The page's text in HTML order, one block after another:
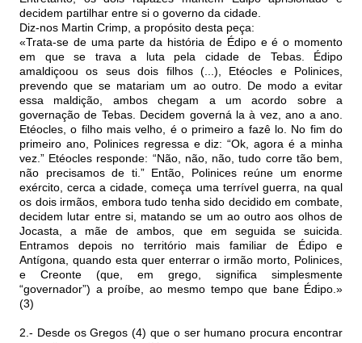
decidem partilhar entre si o governo da cidade.
Diz-nos Martin Crimp, a propósito desta peça:
«Trata-se de uma parte da história de Édipo e é o momento
em que se trava a luta pela cidade de Tebas. Édipo
amaldiçoou os seus dois filhos (...), Etéocles e Polinices,
prevendo que se matariam um ao outro. De modo a evitar
essa maldição, ambos chegam a um acordo sobre a
governação de Tebas. Decidem governá la à vez, ano a ano.
Etéocles, o filho mais velho, é o primeiro a fazê lo. No fim do
primeiro ano, Polinices regressa e diz: “Ok, agora é a minha
vez.” Etéocles responde: “Não, não, não, tudo corre tão bem,
não precisamos de ti.” Então, Polinices reúne um enorme
exército, cerca a cidade, começa uma terrível guerra, na qual
os dois irmãos, embora tudo tenha sido decidido em combate,
decidem lutar entre si, matando se um ao outro aos olhos de
Jocasta, a mãe de ambos, que em seguida se suicida.
Entramos depois no território mais familiar de Édipo e
Antígona, quando esta quer enterrar o irmão morto, Polinices,
e Creonte (que, em grego, significa simplesmente
“governador”) a proíbe, ao mesmo tempo que bane Édipo.»
(3)
2.- Desde os Gregos (4) que o ser humano procura encontrar